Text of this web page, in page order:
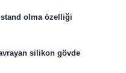
stand olma özelliği
silikon gövde